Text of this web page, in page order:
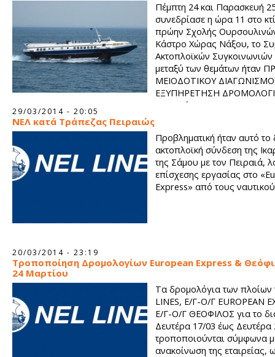
Πέμπτη 24 και Παρασκευή
συνεδρίασε η ώρα 11 στο
πρώην Σχολής
Κάστρο Χώρας Νάξου, το
Ακτοπλοϊκών
μεταξύ των θεμάτων ήταν
ΜΕΙΟΔΟΤΙΚΟΥ
ΕΞΥΠΗΡΕΤΗΣΗ
ΓΡΑΜΜΩΝ ΜΕ ΣΥΝΑΨΗ 00 ΣΥΜΒΑΣΗΣ Η΄ ΣΥΜΒΑΣΕΩΝ
ΔΗΜΟΣΙΑΣ ΥΠΗΡΕΣΙΑΣ ΑΠΟ 01‐11‐2014 ΕΩΣ 31‐10‐2015 και ο
καθορισμός υποχρεώσεων δημόσιας υπηρεσίας της Γενικής
Γραμματείας υπουργείου Αιγαίου και Νησιωτικής Πολιτικής.
29/03/2014 - 20:05
ΝΕΛ κατά Τράπεζας Πειραιώς
Προβληματική ήταν αυτό το
ακτοπλοϊκή σύνδεση της
της Σάμου με τον Πειραιά,
επίσχεσης εργασίας στο
Express» από τους
20/03/2014 - 23:19
Τροποποίηση Δρομολογίων European Express &
24 Μαρτίου
Τα δρομολόγια των πλοίων
LINES, Ε/Γ-Ο/Γ EUROPEAN
Ε/Γ-Ο/Γ ΘΕΟΦΙΛΟΣ για το
Δευτέρα 17/03 έως Δευτέρα
τροποποιούνται σύμφωνα
ανακοίνωση της εταιρείας,